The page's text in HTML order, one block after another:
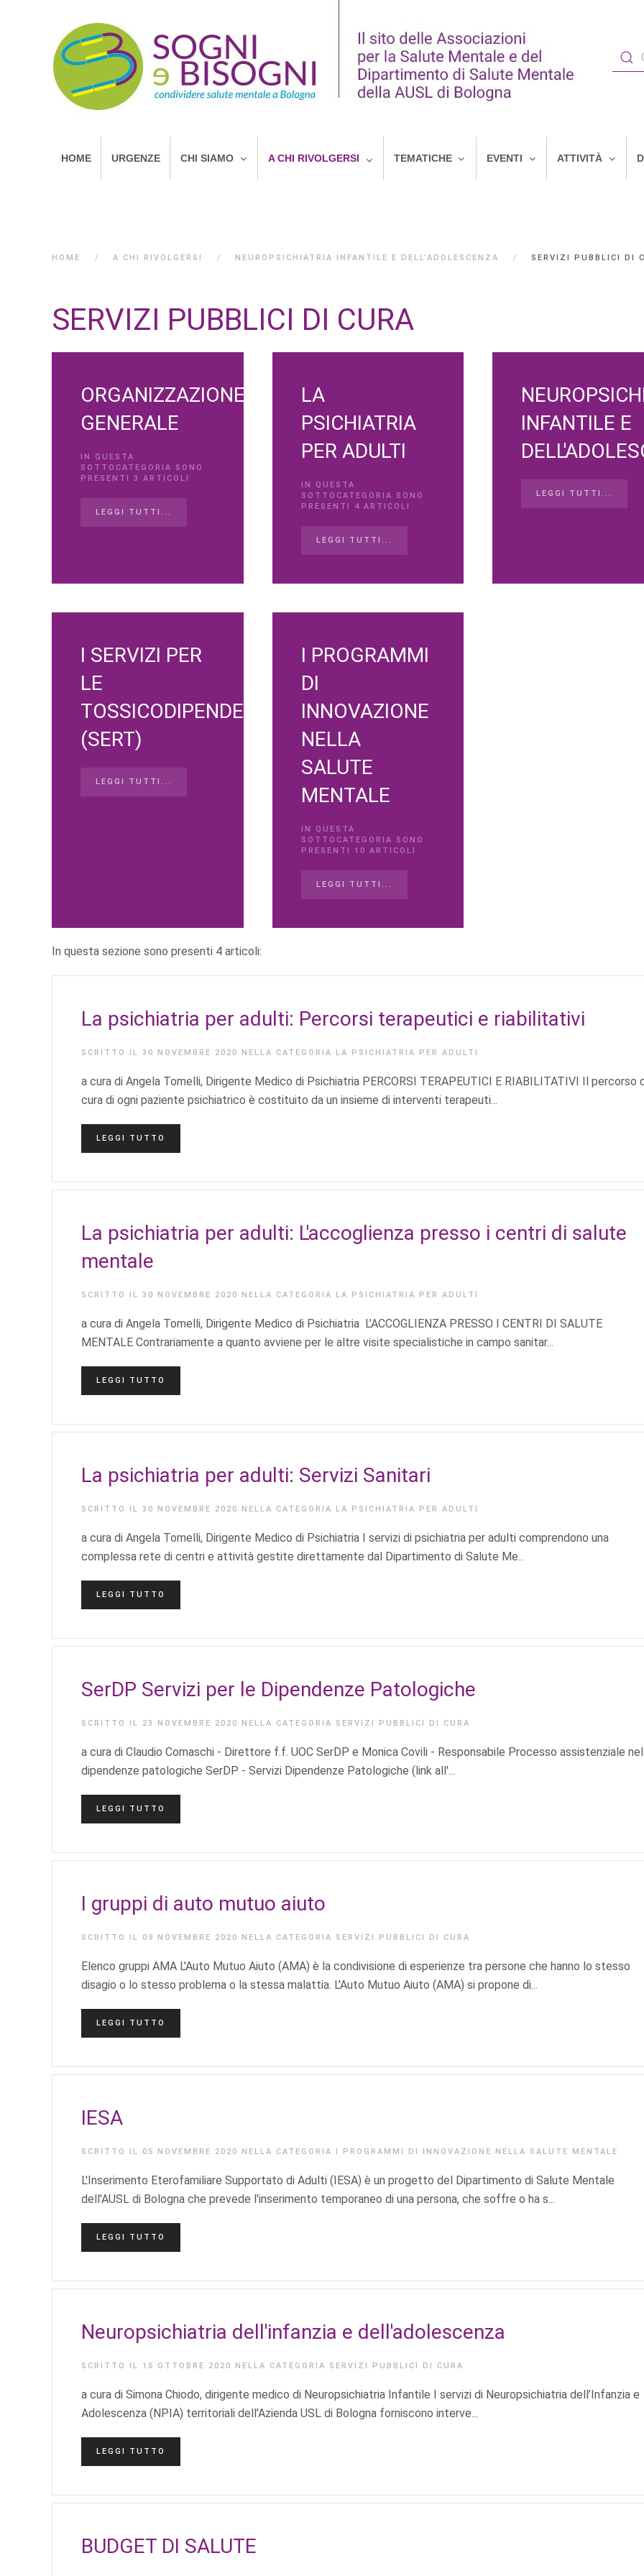
HOME URGENZE CHI SIAMO A CHI RIVOLGERSI TEMATICHE EVENTI ATTIVITÀ
HOME A CHI RIVOLGERSI NEUROPSICHIATRIA INFANTILE E DELL’ADOLESCENZA SERVIZI PUBBLICI DI
SERVIZI PUBBLICI DI CURA
ORGANIZZAZIONE
GENERALE
IN QUESTA
SOTTOCATEGORIA SONO
PRESENTI 3 ARTICOLI
LEGGI TUTTI...
LA
PSICHIATRIA
PER ADULTI
IN QUESTA
SOTTOCATEGORIA SONO
PRESENTI 4 ARTICOLI
LEGGI TUTTI...
INFANTILE E
LEGGI TUTTI...
I SERVIZI PER
LE
TOSSICODIPENDENZE
(SERT)
LEGGI TUTTI...
I PROGRAMMI
DI
INNOVAZIONE
NELLA
SALUTE
MENTALE
IN QUESTA
SOTTOCATEGORIA SONO
PRESENTI 10 ARTICOLI
LEGGI TUTTI...
In questa sezione sono presenti 4 articoli:
La psichiatria per adulti: Percorsi terapeutici e riabilitativi
SCRITTO IL 30 NOVEMBRE 2020 NELLA CATEGORIA LA PSICHIATRIA PER ADULTI
a cura di Angela Tomelli, Dirigente Medico di Psichiatria PERCORSI TERAPEUTICI E RIABILITATIVI Il percorso
cura di ogni paziente psichiatrico è costituito da un insieme di interventi terapeuti...
LEGGI TUTTO
La psichiatria per adulti: L'accoglienza presso i centri di salute
mentale
SCRITTO IL 30 NOVEMBRE 2020 NELLA CATEGORIA LA PSICHIATRIA PER ADULTI
a cura di Angela Tomelli, Dirigente Medico di Psichiatria L’ACCOGLIENZA PRESSO I CENTRI DI SALUTE
MENTALE Contrariamente a quanto avviene per le altre visite specialistiche in campo sanitar...
LEGGI TUTTO
La psichiatria per adulti: Servizi Sanitari
SCRITTO IL 30 NOVEMBRE 2020 NELLA CATEGORIA LA PSICHIATRIA PER ADULTI
a cura di Angela Tomelli, Dirigente Medico di Psichiatria I servizi di psichiatria per adulti comprendono una
complessa rete di centri e attività gestite direttamente dal Dipartimento di Salute Me...
LEGGI TUTTO
SerDP Servizi per le Dipendenze Patologiche
SCRITTO IL 23 NOVEMBRE 2020 NELLA CATEGORIA SERVIZI PUBBLICI DI CURA
a cura di Claudio Comaschi - Direttore f.f. UOC SerDP e Monica Covili - Responsabile Processo assistenziale
dipendenze patologiche SerDP - Servizi Dipendenze Patologiche (link all'...
LEGGI TUTTO
I gruppi di auto mutuo aiuto
SCRITTO IL 09 NOVEMBRE 2020 NELLA CATEGORIA SERVIZI PUBBLICI DI CURA
Elenco gruppi AMA L'Auto Mutuo Aiuto (AMA) è la condivisione di esperienze tra persone che hanno lo stesso
disagio o lo stesso problema o la stessa malattia. L'Auto Mutuo Aiuto (AMA) si propone di...
LEGGI TUTTO
IESA
SCRITTO IL 05 NOVEMBRE 2020 NELLA CATEGORIA I PROGRAMMI DI INNOVAZIONE NELLA SALUTE MENTALE
L'Inserimento Eterofamiliare Supportato di Adulti (IESA) è un progetto del Dipartimento di Salute Mentale
dell'AUSL di Bologna che prevede l'inserimento temporaneo di una persona, che soffre o ha s...
LEGGI TUTTO
Neuropsichiatria dell'infanzia e dell'adolescenza
SCRITTO IL 15 OTTOBRE 2020 NELLA CATEGORIA SERVIZI PUBBLICI DI CURA
a cura di Simona Chiodo, dirigente medico di Neuropsichiatria Infantile I servizi di Neuropsichiatria dell’Infanzia e
Adolescenza (NPIA) territoriali dell’Azienda USL di Bologna forniscono interve...
LEGGI TUTTO
BUDGET DI SALUTE